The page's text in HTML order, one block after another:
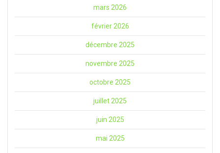
mars 2026
février 2026
décembre 2025
novembre 2025
octobre 2025
juillet 2025
juin 2025
mai 2025